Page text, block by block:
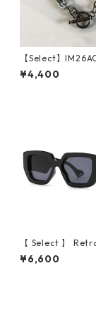
【Select】
Toggle Anchor
et（Silver）
¥4,400
【 Select 】
d Square
¥6,600